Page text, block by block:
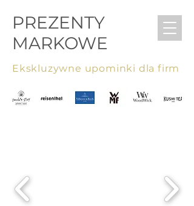
PREZENTY
MARKOWE
Ekskluzywne upominki dla firm